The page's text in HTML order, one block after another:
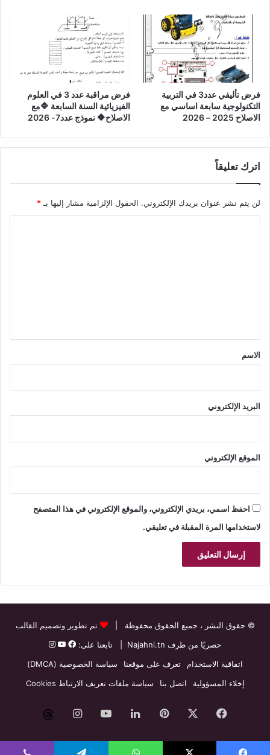
فرض تأليفي عدد3 في التربية
التكنولوجية سابعة اساسي مع
الاصلاح 2025 – 2026
فرض مراقبة عدد 3 في العلوم
الفيزيائية السنة السابعة 🔷مع
الاصلاح🔶 نموذج عدد7- 2026
اترك تعليقاً
لن يتم نشر عنوان بريدك الإلكتروني. الحقول الإلزامية مشار إليها بـ *
*
الاسم
البريد الإلكتروني
الموقع الإلكتروني
احفظ اسمي، بريدي الإلكتروني، والموقع الإلكتروني في هذا المتصفح
لاستخدامها المرة المقبلة في تعليقي.
© حقوق النشر ، جميع الحقوق محفوظة |
تم تطوير وتصميم القالب
حصريًا من طرف Najahni.tn | تابعنا على:
اتفاقية الاستخدام
تعرف على موقعنا
سياسة الخصوصية (DMCA)
إخلاء المسؤولية
اتصل بنا سياسة ملفات تعريف الارتباط Cookies
فيسبوك بينتيريستلينكدإن‫YouTubeانستقرام